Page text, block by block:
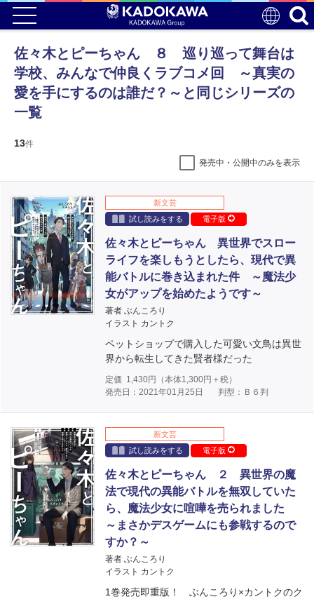
佐々木とピーちゃん ８ 巡り巡って舞台は
学校、みんなで仲良くラブコメ回 ～真実の
愛を手にするのは誰だ？～と同じシリーズの
一覧
13件
発売中・公開中のみを表示
新文芸
試し読みをする
電子版
佐々木とピーちゃん 異世界でスロー
ライフを楽しもうとしたら、現代で異
能バトルに巻き込まれた件 ～魔法少
女がアップを始めたようです～
著者 ぶんころり
イラスト カントク
ペットショップで購入した可愛い文鳥は異世
界から転生してきた賢者様だった
定価 1,430円（本体1,300円＋税）
発売日：2021年01月25日
判型：Ｂ６判
新文芸
試し読みをする
電子版
佐々木とピーちゃん ２ 異世界の魔
法で現代の異能バトルを無双していた
ら、魔法少女に喧嘩を売られました
～まさかデスゲームにも参戦するので
すか？～
著者 ぶんころり
イラスト カントク
1巻発売即重版！ ぶんころり×カントクのク